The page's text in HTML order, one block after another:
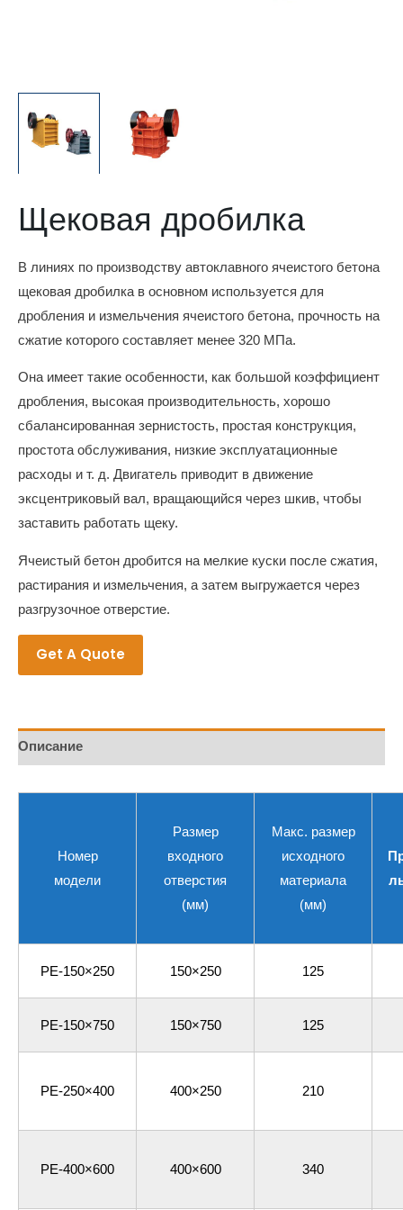
Щековая дробилка
В линиях по производству автоклавного ячеистого бетона
щековая дробилка в основном используется для
дробления и измельчения ячеистого бетона, прочность на
сжатие которого составляет менее 320 МПа.
Она имеет такие особенности, как большой коэффициент
дробления, высокая производительность, хорошо
сбалансированная зернистость, простая конструкция,
простота обслуживания, низкие эксплуатационные
расходы и т. д. Двигатель приводит в движение
эксцентриковый вал, вращающийся через шкив, чтобы
заставить работать щеку.
Ячеистый бетон дробится на мелкие куски после сжатия,
растирания и измельчения, а затем выгружается через
разгрузочное отверстие.
Get A Quote
Описание
Номер
модели
Размер
входного
отверстия
(мм)
Макс. размер
исходного
материала
(мм)
PE-150×250 150×250 125
PE-150×750 150×750 125
PE-250×400 400×250 210
PE-400×600 400×600 340